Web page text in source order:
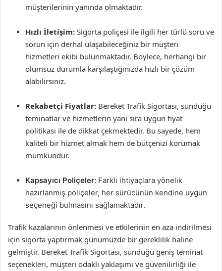
müşterilerinin yanında olmaktadır.
Hızlı İletişim: Sigorta poliçesi ile ilgili her türlü soru ve
sorun için derhal ulaşabileceğiniz bir müşteri
hizmetleri ekibi bulunmaktadır. Böylece, herhangi bir
olumsuz durumla karşılaştığınızda hızlı bir çözüm
alabilirsiniz.
Rekabetçi Fiyatlar: Bereket Trafik Sigortası, sunduğu
teminatlar ve hizmetlerin yanı sıra uygun fiyat
politikası ile de dikkat çekmektedir. Bu sayede, hem
kaliteli bir hizmet almak hem de bütçenizi korumak
mümkündür.
Kapsayıcı Poliçeler: Farklı ihtiyaçlara yönelik
hazırlanmış poliçeler, her sürücünün kendine uygun
seçeneği bulmasını sağlamaktadır.
Trafik kazalarının önlenmesi ve etkilerinin en aza indirilmesi
için sigorta yaptırmak günümüzde bir gereklilik haline
gelmiştir. Bereket Trafik Sigortası, sunduğu geniş teminat
seçenekleri, müşteri odaklı yaklaşımı ve güvenilirliği ile